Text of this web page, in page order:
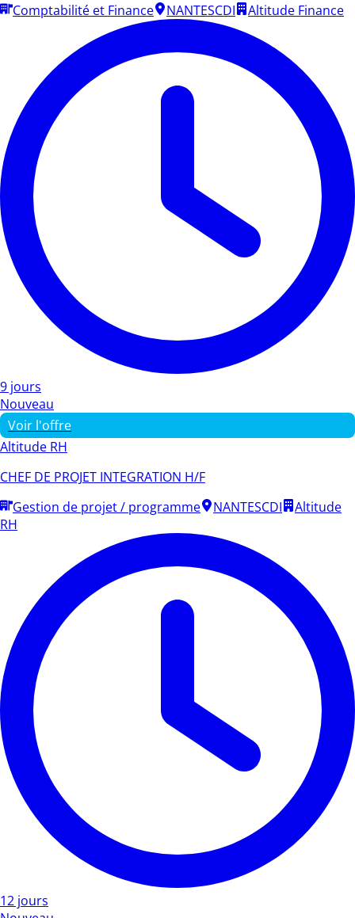
Comptabilité et Finance
NANTESCDI Altitude Finance
9 jours
Nouveau
Voir l'offre
Altitude RH
CHEF DE PROJET INTEGRATION H/F
Gestion de projet / programme
NANTESCDI
Altitude
RH
12 jours